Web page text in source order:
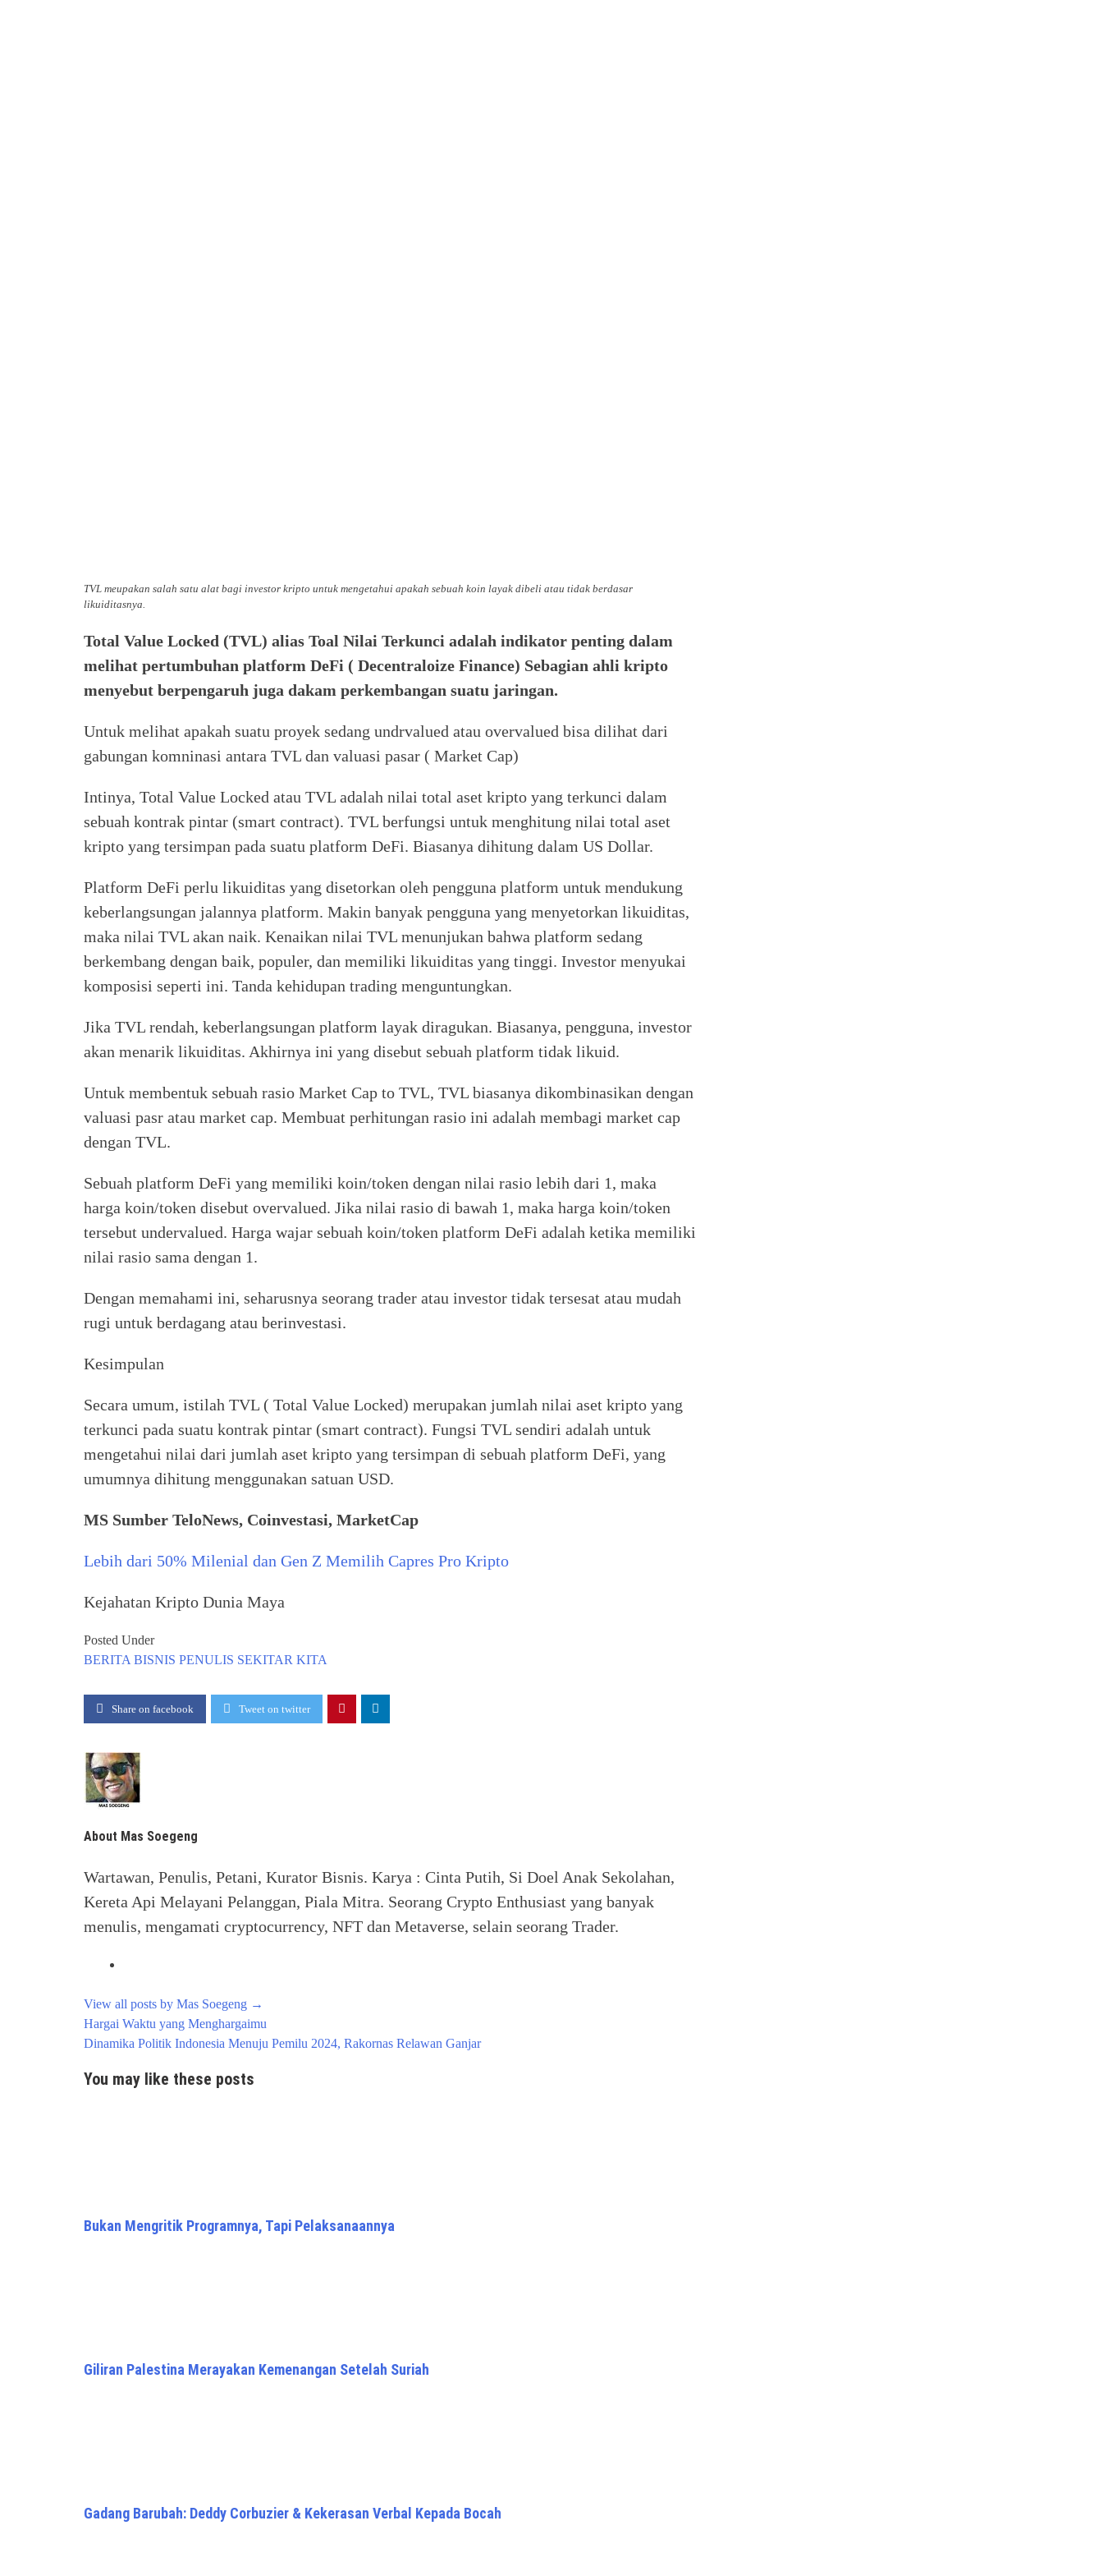
TVL meupakan salah satu alat bagi investor kripto untuk mengetahui apakah sebuah koin layak dibeli atau tidak berdasar
likuiditasnya.
Total Value Locked (TVL) alias Toal Nilai Terkunci adalah indikator penting dalam
melihat pertumbuhan platform DeFi ( Decentraloize Finance) Sebagian ahli kripto
menyebut berpengaruh juga dakam perkembangan suatu jaringan.
Untuk melihat apakah suatu proyek sedang undrvalued atau overvalued bisa dilihat dari
gabungan komninasi antara TVL dan valuasi pasar ( Market Cap)
Intinya, Total Value Locked atau TVL adalah nilai total aset kripto yang terkunci dalam
sebuah kontrak pintar (smart contract). TVL berfungsi untuk menghitung nilai total aset
kripto yang tersimpan pada suatu platform DeFi. Biasanya dihitung dalam US Dollar.
Platform DeFi perlu likuiditas yang disetorkan oleh pengguna platform untuk mendukung
keberlangsungan jalannya platform. Makin banyak pengguna yang menyetorkan likuiditas,
maka nilai TVL akan naik. Kenaikan nilai TVL menunjukan bahwa platform sedang
berkembang dengan baik, populer, dan memiliki likuiditas yang tinggi. Investor menyukai
komposisi seperti ini. Tanda kehidupan trading menguntungkan.
Jika TVL rendah, keberlangsungan platform layak diragukan. Biasanya, pengguna, investor
akan menarik likuiditas. Akhirnya ini yang disebut sebuah platform tidak likuid.
Untuk membentuk sebuah rasio Market Cap to TVL, TVL biasanya dikombinasikan dengan
valuasi pasr atau market cap. Membuat perhitungan rasio ini adalah membagi market cap
dengan TVL.
Sebuah platform DeFi yang memiliki koin/token dengan nilai rasio lebih dari 1, maka
harga koin/token disebut overvalued. Jika nilai rasio di bawah 1, maka harga koin/token
tersebut undervalued. Harga wajar sebuah koin/token platform DeFi adalah ketika memiliki
nilai rasio sama dengan 1.
Dengan memahami ini, seharusnya seorang trader atau investor tidak tersesat atau mudah
rugi untuk berdagang atau berinvestasi.
Kesimpulan
Secara umum, istilah TVL ( Total Value Locked) merupakan jumlah nilai aset kripto yang
terkunci pada suatu kontrak pintar (smart contract). Fungsi TVL sendiri adalah untuk
mengetahui nilai dari jumlah aset kripto yang tersimpan di sebuah platform DeFi, yang
umumnya dihitung menggunakan satuan USD.
MS Sumber TeloNews, Coinvestasi, MarketCap
Lebih dari 50% Milenial dan Gen Z Memilih Capres Pro Kripto
Kejahatan Kripto Dunia Maya
Posted Under
BERITA BISNIS PENULIS SEKITAR KITA
Share on facebook Tweet on twitter
About Mas Soegeng
Wartawan, Penulis, Petani, Kurator Bisnis. Karya : Cinta Putih, Si Doel Anak Sekolahan,
Kereta Api Melayani Pelanggan, Piala Mitra. Seorang Crypto Enthusiast yang banyak
menulis, mengamati cryptocurrency, NFT dan Metaverse, selain seorang Trader.
View all posts by Mas Soegeng →
Post
navigation
Hargai Waktu yang Menghargaimu
Dinamika Politik Indonesia Menuju Pemilu 2024, Rakornas Relawan Ganjar
You may like these posts
Bukan Mengritik Programnya, Tapi Pelaksanaannya
Giliran Palestina Merayakan Kemenangan Setelah Suriah
Gadang Barubah: Deddy Corbuzier & Kekerasan Verbal Kepada Bocah